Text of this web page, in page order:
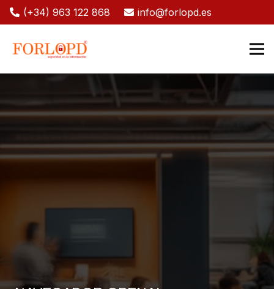
(+34) 963 122 868 info@forlopd.es